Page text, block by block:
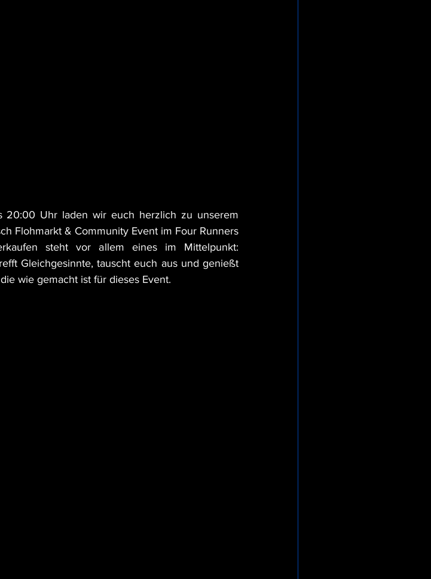
20:00 Uhr laden wir euch herzlich zu unserem
Flohmarkt & Community Event im Four Runners
steht vor allem eines im Mittelpunkt:
Gleichgesinnte, tauscht euch aus und genießt
wie gemacht ist für dieses Event.